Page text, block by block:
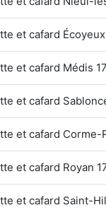
et cafard
et cafard Médis
et cafard
et cafard Corme-
et cafard Royan
et cafard Saint-